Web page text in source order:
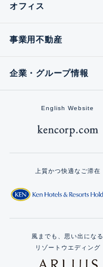
オフィス
事業用不動産
企業・グループ情報
English Website
上質かつ快適なご滞在
風までも、思い出になる
リゾートウエディング